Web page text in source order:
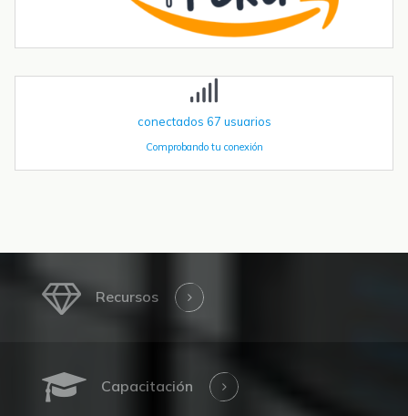
acelerando. Las instalaciones globales de robots industriales
superaron las 590.000 unidades en 2023 y se proyecta que